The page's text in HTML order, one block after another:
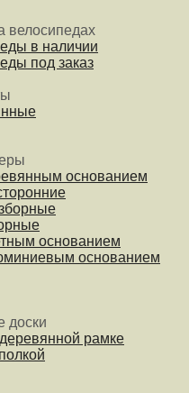
велосипедах
в наличии
под заказ
основанием
основанием
основанием
доски
рамке